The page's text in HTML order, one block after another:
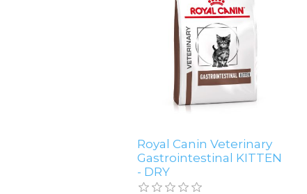
Royal Canin Veterinary
Gastrointestinal KITTEN
- DRY